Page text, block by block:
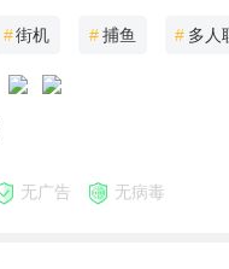
#街机 #捕鱼 # 多人
无广告 无病毒